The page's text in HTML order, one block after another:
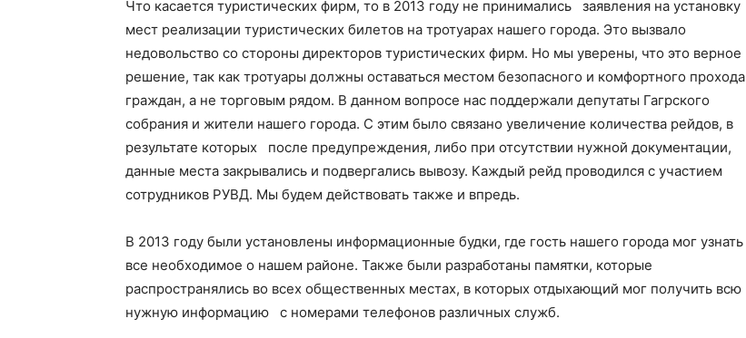
Что касается туристических фирм, то в 2013 году не принимались заявления на установку
мест реализации туристических билетов на тротуарах нашего города. Это вызвало
недовольство со стороны директоров туристических фирм. Но мы уверены, что это верное
решение, так как тротуары должны оставаться местом безопасного и комфортного прохода
граждан, а не торговым рядом. В данном вопросе нас поддержали депутаты Гагрского
собрания и жители нашего города. С этим было связано увеличение количества рейдов, в
результате которых после предупреждения, либо при отсутствии нужной документации,
данные места закрывались и подвергались вывозу. Каждый рейд проводился с участием
сотрудников РУВД. Мы будем действовать также и впредь.
В 2013 году были установлены информационные будки, где гость нашего города мог узнать
все необходимое о нашем районе. Также были разработаны памятки, которые
распространялись во всех общественных местах, в которых отдыхающий мог получить всю
нужную информацию с номерами телефонов различных служб.